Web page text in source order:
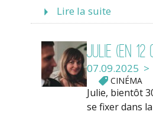
Lire la suite
Julie (en
07.09.2025 >
CINÉMA
Julie, bientôt
se fixer dans